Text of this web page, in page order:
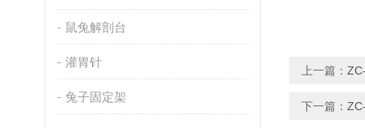
鼠兔解剖台
灌胃针
兔子固定架
上一篇：
下一篇：